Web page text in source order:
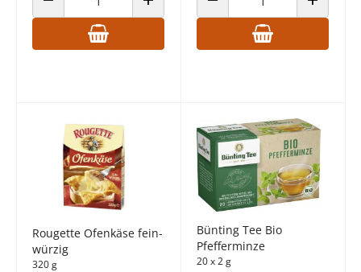
ANZAHL VERRINGERN ANZAHL ERHÖHENANZAHL VERRINGERN ANZAHL
Rougette Ofenkäse fein-
würzig
320 g
Bünting Tee Bio
Pfefferminze
20 x 2 g